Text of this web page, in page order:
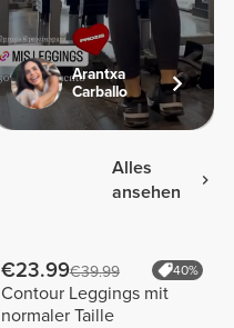
Arantxa
Carballo
Alles
ansehen
€23.99€39.99 40%
Contour Leggings mit
normaler Taille